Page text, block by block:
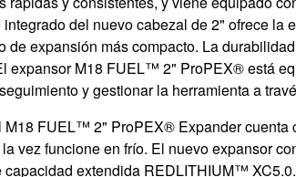
del nuevo cabezal de 2" ofrece
expansión más compacto. La
expansor M18 FUEL™ 2" ProPEX® está
y gestionar la herramienta a
FUEL™ 2" ProPEX® Expander cuenta
vez funcione en frío. El nuevo expansor
extendida REDLITHIUM™ XC5.0.